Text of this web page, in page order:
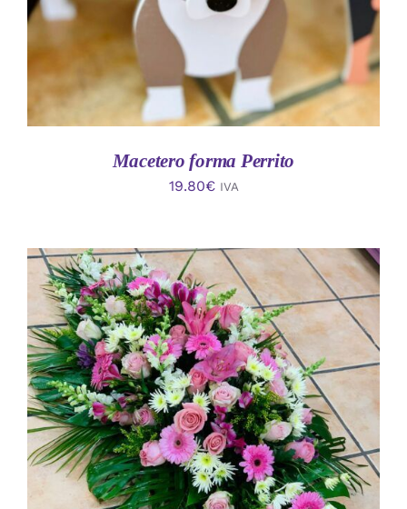
Macetero forma Perrito
19.80€ IVA
AÑADIR AL CARRITO
/
DETALLES